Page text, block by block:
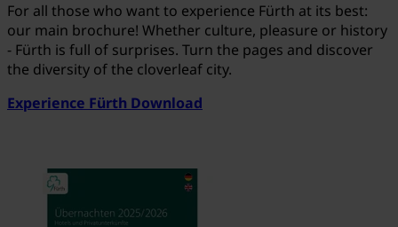
For all those who want to experience Fürth at its best:
our main brochure! Whether culture, pleasure or history
- Fürth is full of surprises. Turn the pages and discover
the diversity of the cloverleaf city.
Experience Fürth Download